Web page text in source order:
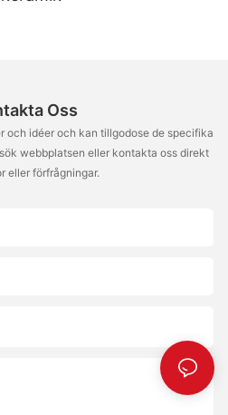
Oss
och idéer och kan tillgodose de specifika
webbplatsen eller kontakta oss direkt
eller förfrågningar.